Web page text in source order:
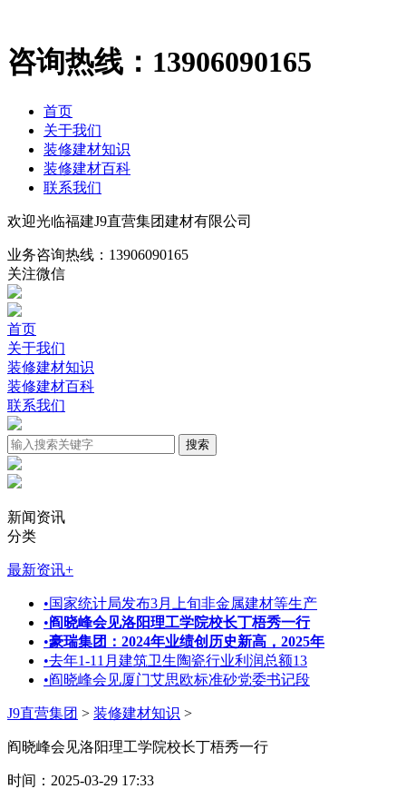
咨询热线： 13906090165
首页
关于我们
装修建材知识
装修建材百科
联系我们
欢迎光临福建J9直营集团建材有限公司
业务咨询热线： 13906090165
关注微信
首页
关于我们
装修建材知识
装修建材百科
联系我们
新闻资讯
分类
最新资讯+
•国家统计局发布3月上旬非金属建材等生产
•阎晓峰会见洛阳理工学院校长丁梧秀一行
•豪瑞集团：2024年业绩创历史新高，2025年
•去年1-11月建筑卫生陶瓷行业利润总额13
•阎晓峰会见厦门艾思欧标准砂党委书记段
J9直营集团 > 装修建材知识 >
阎晓峰会见洛阳理工学院校长丁梧秀一行
时间：2025-03-29 17:33